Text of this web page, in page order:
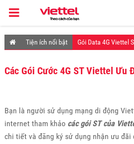
Tiện ích nổi bật Gói Data 4G Viettel
Các Gói Cước 4G ST Viettel Ưu
Bạn là người sử dụng mạng di động
internet tham khảo các gói ST của
chi tiết và đăng ký sử dụng nhận ưu